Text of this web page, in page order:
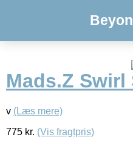
Mads.Z
v (Læs mere)
775 kr. (Vis fragtpris)